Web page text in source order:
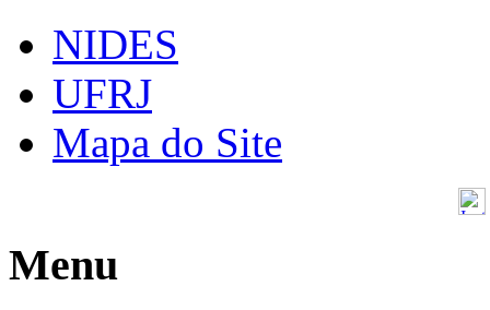
NIDES
UFRJ
Mapa do Site
Menu